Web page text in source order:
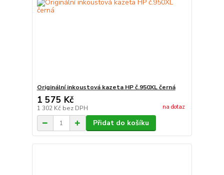
Originální inkoustová kazeta HP č.950XL černá
1 575 Kč
1 302 Kč bez DPH na dotaz
Přidat do košíku